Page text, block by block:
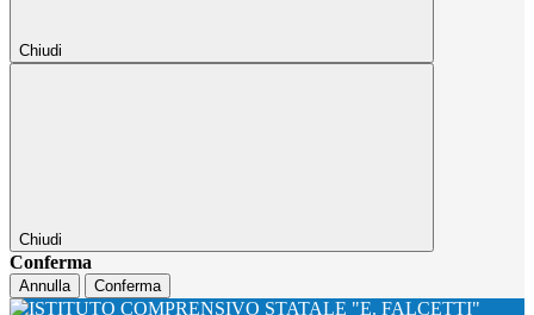
Chiudi
Chiudi
Conferma
Annulla Conferma